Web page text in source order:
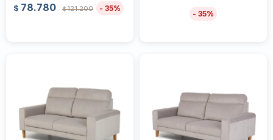
$ 78.780 $121.200 35
35